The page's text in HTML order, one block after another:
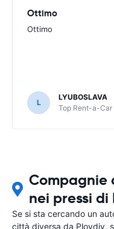
Ottimo
Ottimo
L
LYUBOSLAVA
Top Rent-a-Car
Compagnie
nei pressi di
Se si sta cercando un
città diversa da Plovdiv,